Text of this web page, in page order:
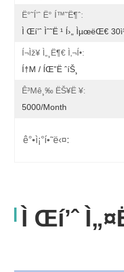
Ë°˜í’ˆ Ë° Í™˜ë¶ˆ:
Ì Œí’ˆ Ìˆ˜ë ¹ Í›„ ÌµœëŒ€
Í¬ìž¥ Ì„¸ë¶€ Ì‚¬í•­:
Í†µ / ÍŒ”ë ˆíŠ¸
Ê³µê¸‰ ËŠ¥ë ¥:
5000/month
ê°•ì¡°í•˜ë‹¤:
Ì Œí’ˆ